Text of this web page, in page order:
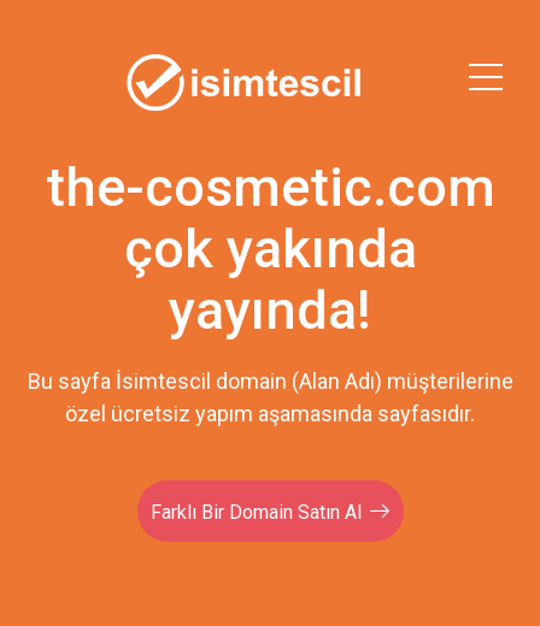
the-cosmetic.com
çok yakında
yayında!
Bu sayfa İsimtescil domain (Alan Adı) müşterilerine
özel ücretsiz yapım aşamasında sayfasıdır.
Farklı Bir Domain Satın Al